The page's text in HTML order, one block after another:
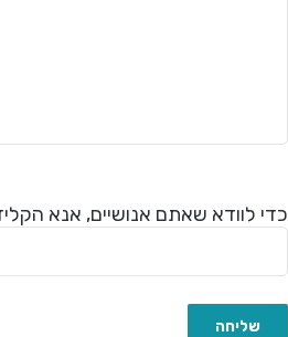
כדי לוודא שאתם אנושיים, אנא